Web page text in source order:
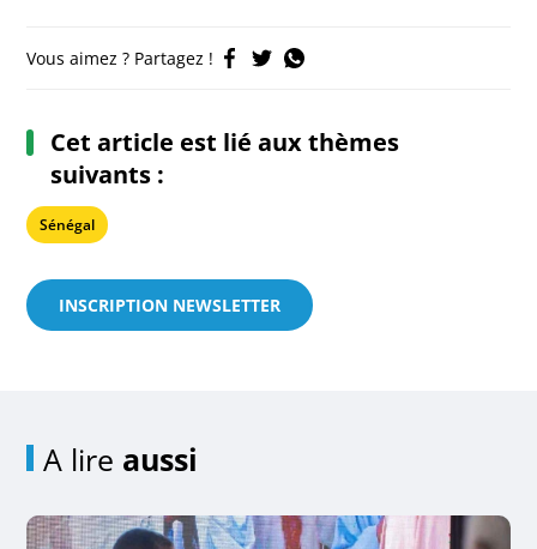
Vous aimez ? Partagez !
Cet article est lié aux thèmes
suivants :
Sénégal
INSCRIPTION NEWSLETTER
A lire aussi